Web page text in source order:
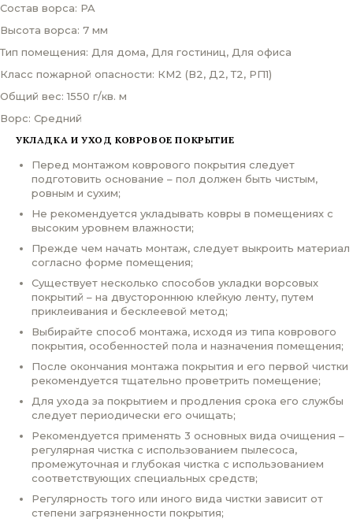
Состав ворса: PA
Высота ворса: 7 мм
Тип помещения: Для дома, Для гостиниц, Для офиса
Класс пожарной опасности: КМ2 (В2, Д2, Т2, РП1)
Общий вес: 1550 г/кв. м
Ворс: Средний
УКЛАДКА И УХОД КОВРОВОЕ ПОКРЫТИЕ
Перед монтажом коврового покрытия следует
подготовить основание – пол должен быть чистым,
ровным и сухим;
Не рекомендуется укладывать ковры в помещениях с
высоким уровнем влажности;
Прежде чем начать монтаж, следует выкроить материал
согласно форме помещения;
Существует несколько способов укладки ворсовых
покрытий – на двустороннюю клейкую ленту, путем
приклеивания и бесклеевой метод;
Выбирайте способ монтажа, исходя из типа коврового
покрытия, особенностей пола и назначения помещения;
После окончания монтажа покрытия и его первой чистки
рекомендуется тщательно проветрить помещение;
Для ухода за покрытием и продления срока его службы
следует периодически его очищать;
Рекомендуется применять 3 основных вида очищения –
регулярная чистка с использованием пылесоса,
промежуточная и глубокая чистка с использованием
соответствующих специальных средств;
Регулярность того или иного вида чистки зависит от
степени загрязненности покрытия;